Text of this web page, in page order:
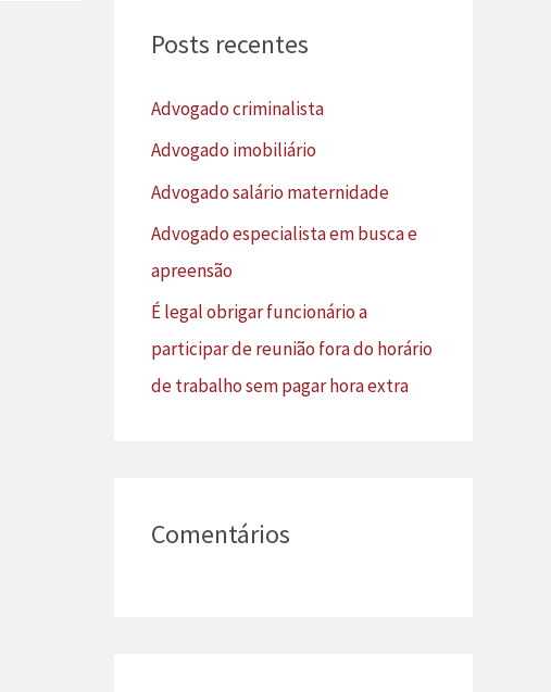
i
p
o
r
:
Posts recentes
Advogado criminalista
Advogado imobiliário
Advogado salário maternidade
Advogado especialista em busca e
apreensão
É legal obrigar funcionário a
participar de reunião fora do horário
de trabalho sem pagar hora extra
Comentários